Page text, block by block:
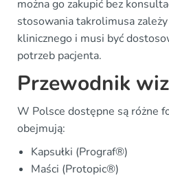
można go zakupić bez
stosowania takrolimusa
klinicznego i musi być
potrzeb pacjenta.
Przewodnik
W Polsce dostępne są różne
obejmują:
Kapsułki (Prograf®)
Maści (Protopic®)